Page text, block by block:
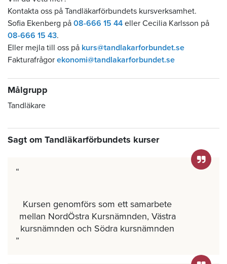
Kontakta oss på Tandläkarförbundets kursverksamhet.
Sofia Ekenberg på 08-666 15 44 eller Cecilia Karlsson på
08-666 15 43.
Eller mejla till oss på kurs@tandlakarforbundet.se
Fakturafrågor ekonomi@tandlakarforbundet.se
Målgrupp
Tandläkare
Sagt om Tandläkarförbundets kurser
Kursen genomförs som ett samarbete
mellan NordÖstra Kursnämnden, Västra
kursnämnden och Södra kursnämnden